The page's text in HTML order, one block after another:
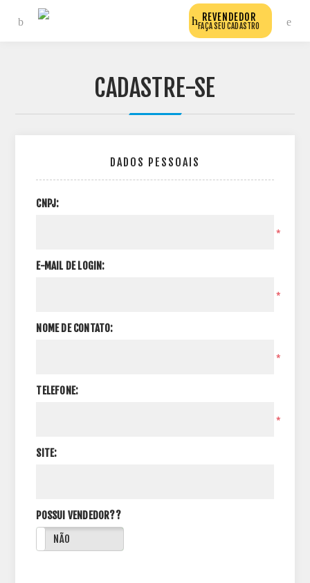
REVENDEDOR
FAÇA SEU CADASTRO
CADASTRE-SE
DADOS PESSOAIS
CNPJ:
*
E-MAIL DE LOGIN:
*
NOME DE CONTATO:
*
TELEFONE:
*
SITE:
POSSUI VENDEDOR??
NÃO